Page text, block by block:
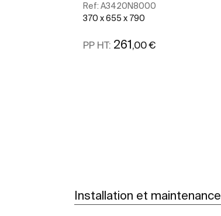
Ref: A3420N8000
370 x 655 x 790
PP HT: 261,00 €
Installation et maintenance